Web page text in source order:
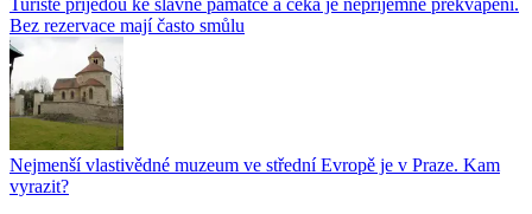
Bez rezervace mají často smůlu
Nejmenší vlastivědné muzeum ve střední Evropě je v Praze. Kam
vyrazit?